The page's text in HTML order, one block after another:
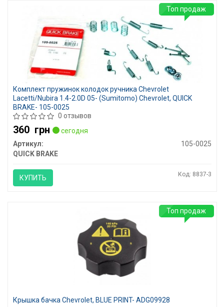
Комплект пружинок колодок ручника Chevrolet
Lacetti/Nubira 1.4-2.0D 05- (Sumitomo) Chevrolet, QUICK
BRAKE- 105-0025
0 отзывов
360 грн
сегодня
Артикул:
105-0025
QUICK BRAKE
КУПИТЬ Код: 8837-3
Топ продаж
Крышка бачка Chevrolet, BLUE PRINT- ADG09928
Топ продаж